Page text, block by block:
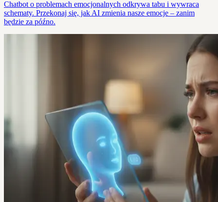
Chatbot o problemach emocjonalnych odkrywa tabu i wywraca
schematy. Przekonaj się, jak AI zmienia nasze emocje – zanim
będzie za późno.